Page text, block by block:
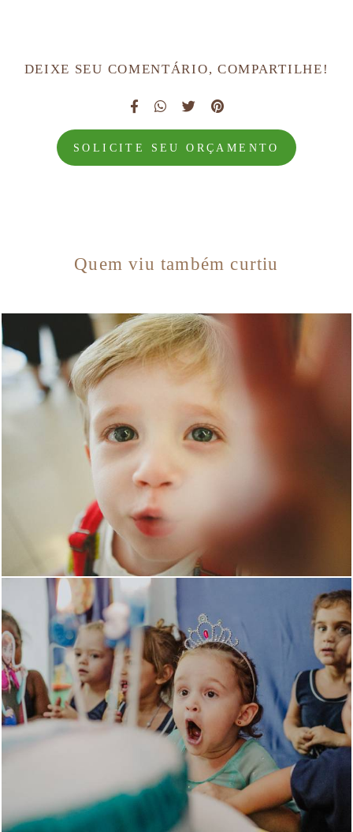
DEIXE SEU COMENTÁRIO, COMPARTILHE!
SOLICITE SEU ORÇAMENTO
Quem viu também curtiu
2936
1